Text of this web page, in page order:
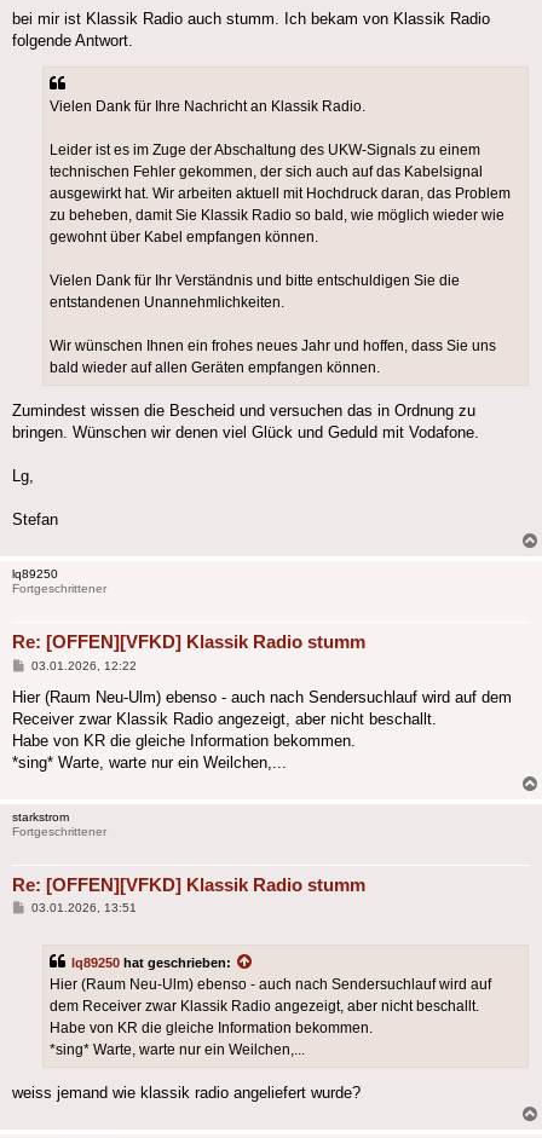
bei mir ist Klassik Radio auch stumm. Ich bekam von Klassik Radio
folgende Antwort.
Vielen Dank für Ihre Nachricht an Klassik Radio.
Leider ist es im Zuge der Abschaltung des UKW-Signals zu einem
technischen Fehler gekommen, der sich auch auf das Kabelsignal
ausgewirkt hat. Wir arbeiten aktuell mit Hochdruck daran, das Problem
zu beheben, damit Sie Klassik Radio so bald, wie möglich wieder wie
gewohnt über Kabel empfangen können.
Vielen Dank für Ihr Verständnis und bitte entschuldigen Sie die
entstandenen Unannehmlichkeiten.
Wir wünschen Ihnen ein frohes neues Jahr und hoffen, dass Sie uns
bald wieder auf allen Geräten empfangen können.
Zumindest wissen die Bescheid und versuchen das in Ordnung zu
bringen. Wünschen wir denen viel Glück und Geduld mit Vodafone.
Lg,
Stefan
lq89250
Fortgeschrittener
Re: [OFFEN][VFKD] Klassik Radio stumm
Beitrag
03.01.2026, 12:22
Hier (Raum Neu-Ulm) ebenso - auch nach Sendersuchlauf wird auf dem
Receiver zwar Klassik Radio angezeigt, aber nicht beschallt.
Habe von KR die gleiche Information bekommen.
*sing* Warte, warte nur ein Weilchen,...
starkstrom
Fortgeschrittener
Re: [OFFEN][VFKD] Klassik Radio stumm
Beitrag
03.01.2026, 13:51
lq89250 hat geschrieben:
Hier (Raum Neu-Ulm) ebenso - auch nach Sendersuchlauf wird auf
dem Receiver zwar Klassik Radio angezeigt, aber nicht beschallt.
Habe von KR die gleiche Information bekommen.
*sing* Warte, warte nur ein Weilchen,...
weiss jemand wie klassik radio angeliefert wurde?